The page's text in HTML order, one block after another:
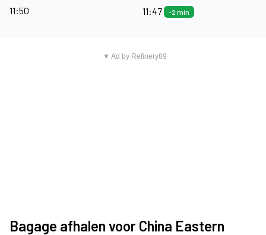
11:50
11:47
-2 min
▼ Ad by Refinery89
Bagage afhalen voor China Eastern